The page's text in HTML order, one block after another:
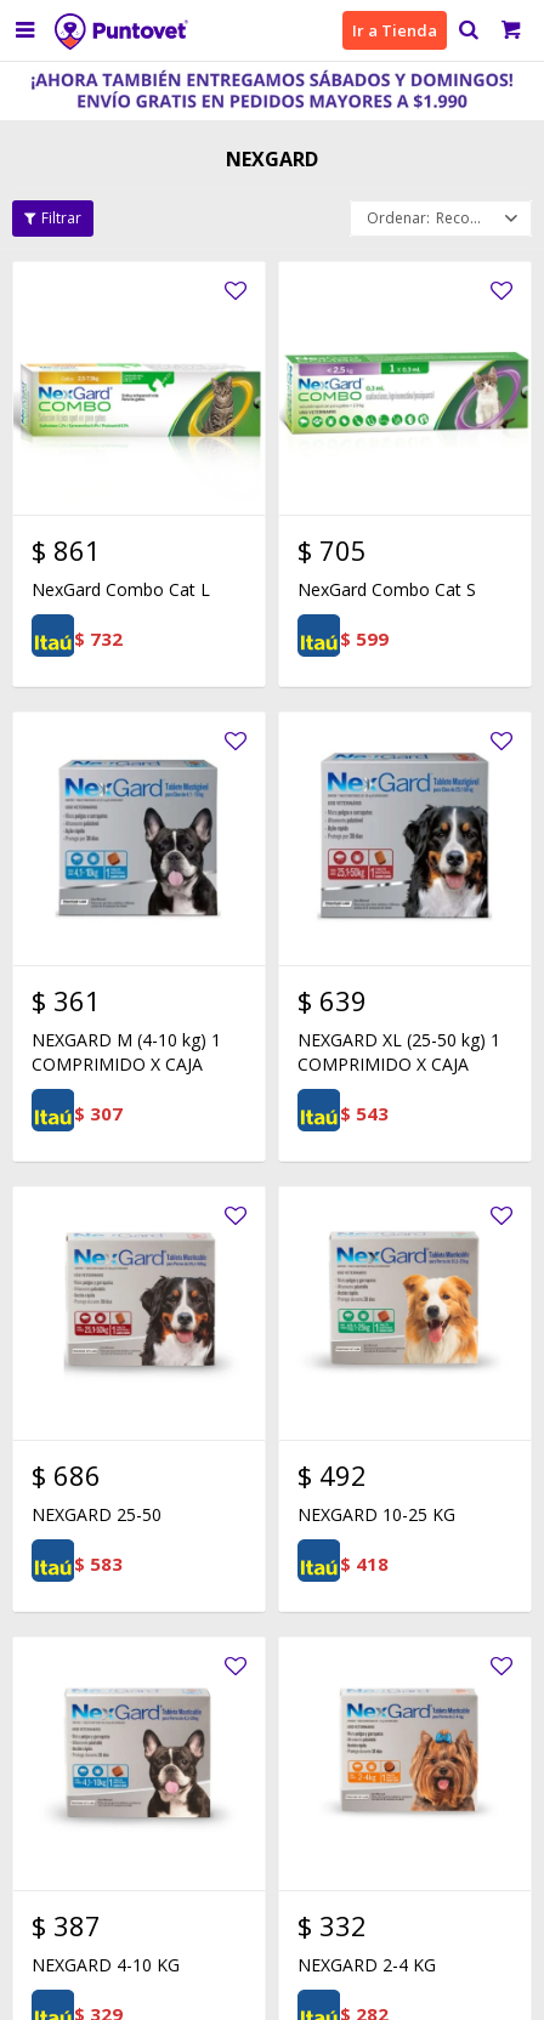
 Ir a Tienda
NEXGARD
Recomendados
$ 861
NexGard Combo Cat L
$ 732
$ 705
NexGard Combo Cat S
$ 599
$ 361
NEXGARD M (4-10 kg) 1
COMPRIMIDO X CAJA
$ 307
$ 639
NEXGARD XL (25-50 kg) 1
COMPRIMIDO X CAJA
$ 543
$ 686
NEXGARD 25-50
$ 583
$ 492
NEXGARD 10-25 KG
$ 418
$ 387
NEXGARD 4-10 KG
$ 329
$ 332
NEXGARD 2-4 KG
$ 282